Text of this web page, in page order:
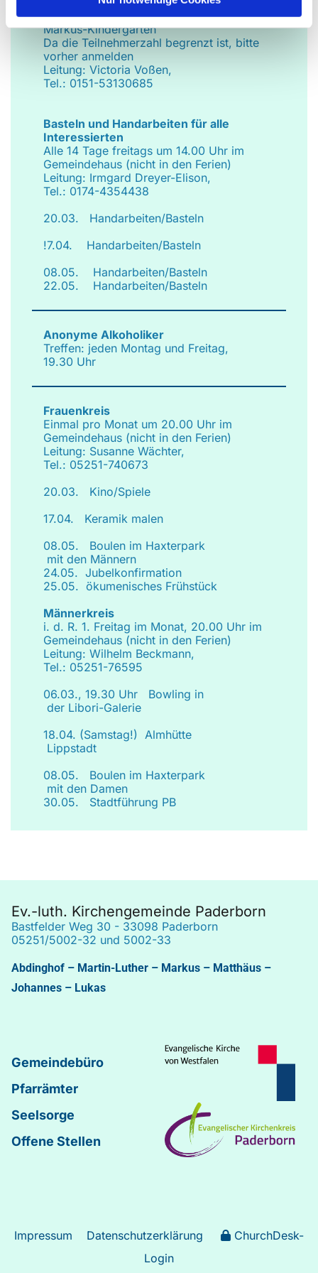
Jeden Freitag von 9.30 – 11.00 Uhr im
Markus-Kindergarten
Da die Teilnehmerzahl begrenzt ist, bitte
vorher anmelden
Leitung: Victoria Voßen,
Tel.: 0151-53130685
Basteln und Handarbeiten für alle
Interessierten
Alle 14 Tage freitags um 14.00 Uhr im
Gemeindehaus (nicht in den Ferien)
Leitung: Irmgard Dreyer-Elison,
Tel.: 0174-4354438
20.03. Handarbeiten/Basteln
!7.04. Handarbeiten/Basteln
08.05. Handarbeiten/Basteln
22.05. Handarbeiten/Basteln
Anonyme Alkoholiker
Treffen: jeden Montag und Freitag,
19.30 Uhr
Frauenkreis
Einmal pro Monat um 20.00 Uhr im
Gemeindehaus (nicht in den Ferien)
Leitung: Susanne Wächter,
Tel.: 05251-740673
20.03. Kino/Spiele
17.04. Keramik malen
08.05. Boulen im Haxterpark
mit den Männern
24.05. Jubelkonfirmation
25.05. ökumenisches Frühstück
Männerkreis
i. d. R. 1. Freitag im Monat, 20.00 Uhr im
Gemeindehaus (nicht in den Ferien)
Leitung: Wilhelm Beckmann,
Tel.: 05251-76595
06.03., 19.30 Uhr Bowling in
der Libori-Galerie
18.04. (Samstag!) Almhütte
Lippstadt
08.05. Boulen im Haxterpark
mit den Damen
30.05. Stadtführung PB
Ev.-luth. Kirchengemeinde Paderborn
Bastfelder Weg 30 - 33098 Paderborn
05251/5002-32 und 5002-33
Abdinghof – Martin-Luther – Markus – Matthäus –
Johannes – Lukas
Gemeindebüro
Pfarrämter
Seelsorge
Offene Stellen
Impressum Datenschutzerklärung
ChurchDesk-
Login